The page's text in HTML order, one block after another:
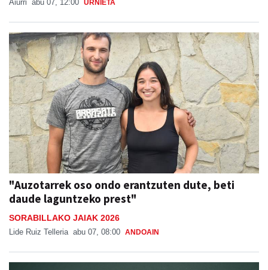
Aiurri abu 07, 12:00 URNIETA
"Auzotarrek oso ondo erantzuten dute, beti
daude laguntzeko prest"
SORABILLAKO JAIAK 2026
Lide Ruiz Telleria abu 07, 08:00 ANDOAIN